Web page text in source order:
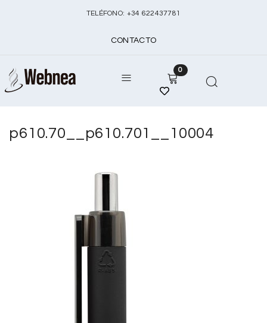
TELÉFONO: +34 622437781
CONTACTO
0
p610.70__p610.701__10004